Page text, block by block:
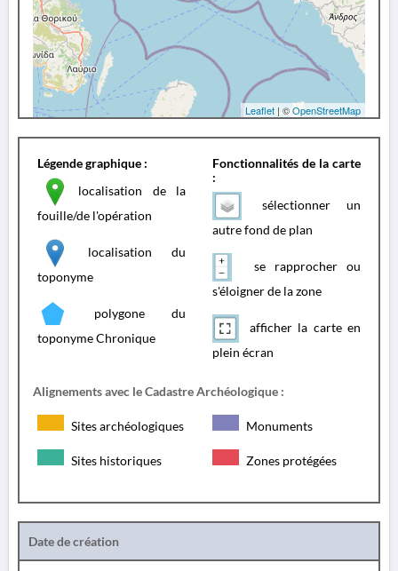
Leaflet | ©OpenStreetMap
Légende graphique :
localisation de la
fouille/de l'opération
localisation du
toponyme
polygone du
toponyme Chronique
Fonctionnalités de la carte
:
sélectionner un
autre fond de plan
se rapprocher ou
s'éloigner de la zone
afficher la carte en
plein écran
Alignements avec le Cadastre Archéologique :
Sites archéologiques Monuments
Sites historiques Zones protégées
Date de création